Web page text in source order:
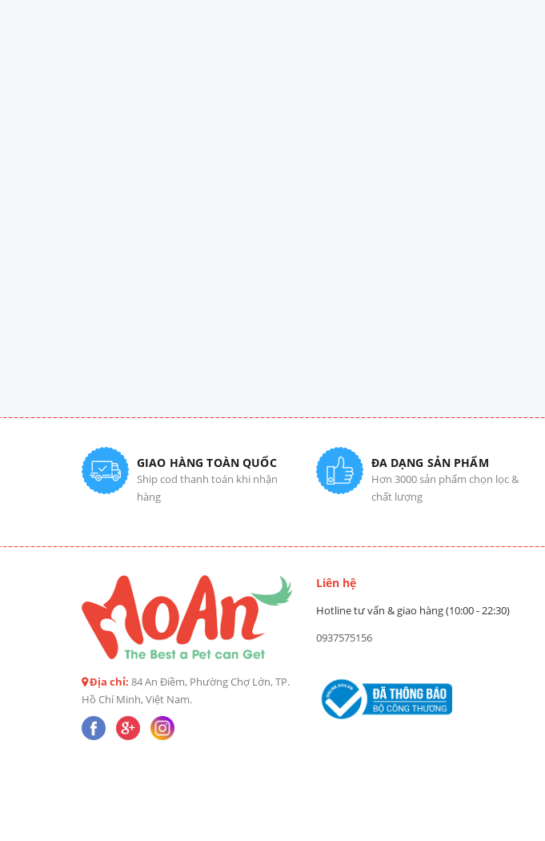
GIAO HÀNG TOÀN QUỐC
Ship cod thanh toán khi nhận
hàng
ĐA DẠNG SẢN PHẨM
Hơn 3000 sản phẩm chọn lọc &
chất lượng
Địa chỉ: 84 An Điềm, Phường Chợ Lớn, TP.
Hồ Chí Minh, Việt Nam.
Liên hệ
Hotline tư vấn & giao hàng (10:00 - 22:30)
0937575156